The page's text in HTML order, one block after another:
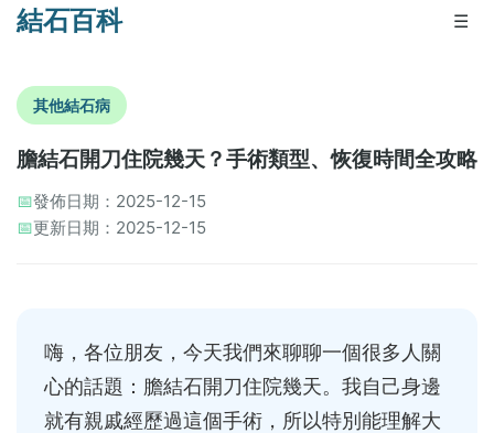
結石百科 ☰
其他結石病
膽結石開刀住院幾天？手術類型、恢復時間全攻略
📅發佈日期：2025-12-15
📅更新日期：2025-12-15
嗨，各位朋友，今天我們來聊聊一個很多人關
心的話題：膽結石開刀住院幾天。我自己身邊
就有親戚經歷過這個手術，所以特別能理解大